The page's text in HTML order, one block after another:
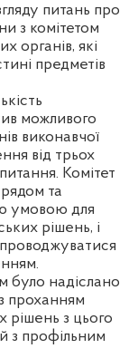
питань про
з комітетом
органів, які
предметів
можливого
виконавчої
від трьох
Комітет
та
умовою для
рішень, і
було надіслано
проханням
рішень з цього
з профільним